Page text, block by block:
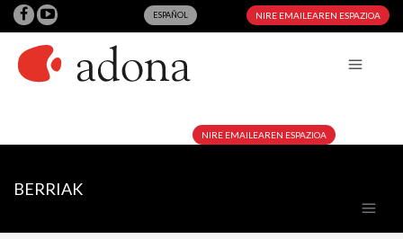
ESPAÑOL NIRE EMAILEAREN ESPAZIOA
NIRE EMAILEAREN ESPAZIOA
BERRIAK